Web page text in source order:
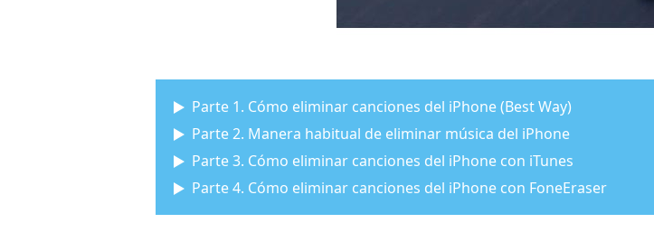
Parte 1. Cómo eliminar canciones del iPhone (Best Way)
Parte 2. Manera habitual de eliminar música del iPhone
Parte 3. Cómo eliminar canciones del iPhone con iTunes
Parte 4. Cómo eliminar canciones del iPhone con FoneEraser